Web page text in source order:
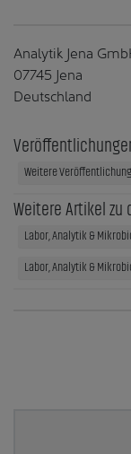
Analytik Jena
07745 Jena
Deutschland
Weitere
Weitere Artikel zu
Labor, Analytik &
Labor, Analytik &